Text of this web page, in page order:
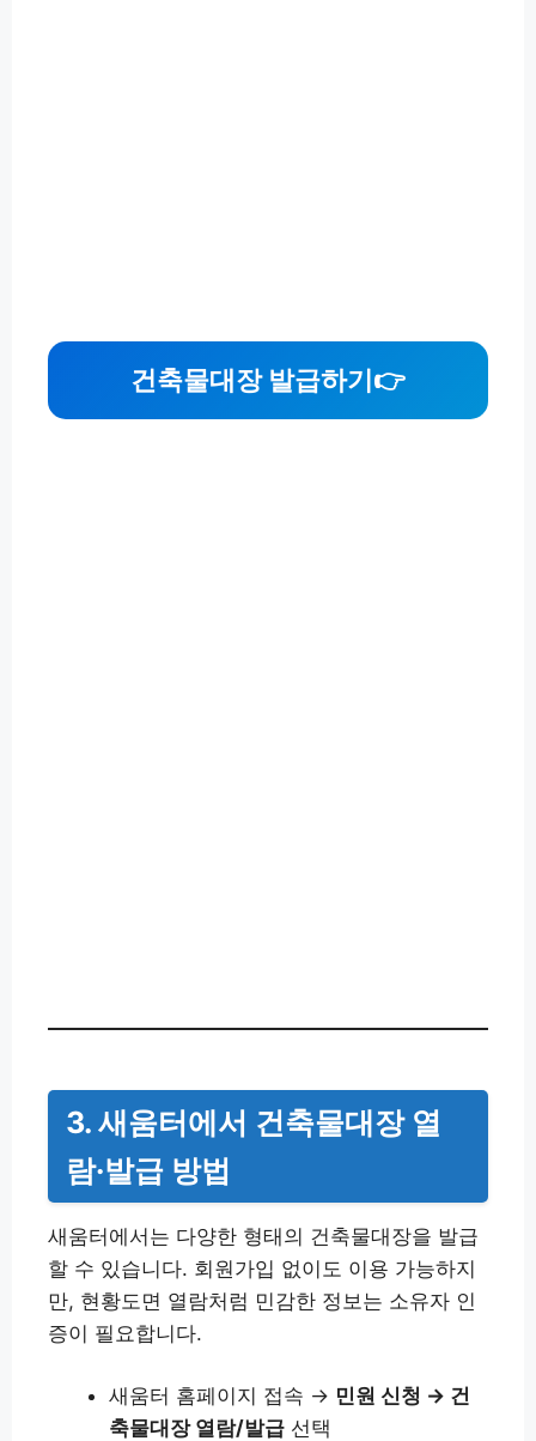
건축물대장 발급하기👉
3. 새움터에서 건축물대장 열
람·발급 방법
새움터에서는 다양한 형태의 건축물대장을 발급
할 수 있습니다. 회원가입 없이도 이용 가능하지
만, 현황도면 열람처럼 민감한 정보는 소유자 인
증이 필요합니다.
새움터 홈페이지 접속 → 민원 신청 → 건
축물대장 열람/발급 선택